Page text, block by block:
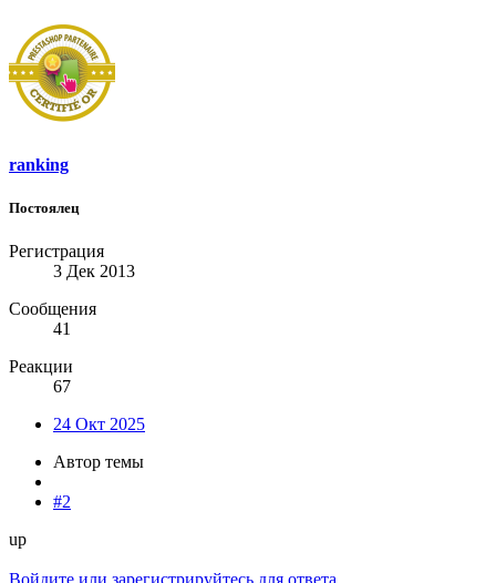
ranking
Постоялец
Регистрация
3 Дек 2013
Сообщения
41
Реакции
67
24 Окт 2025
Автор темы
#2
up
Войдите или зарегистрируйтесь для ответа.